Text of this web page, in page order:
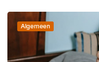
Algemeen